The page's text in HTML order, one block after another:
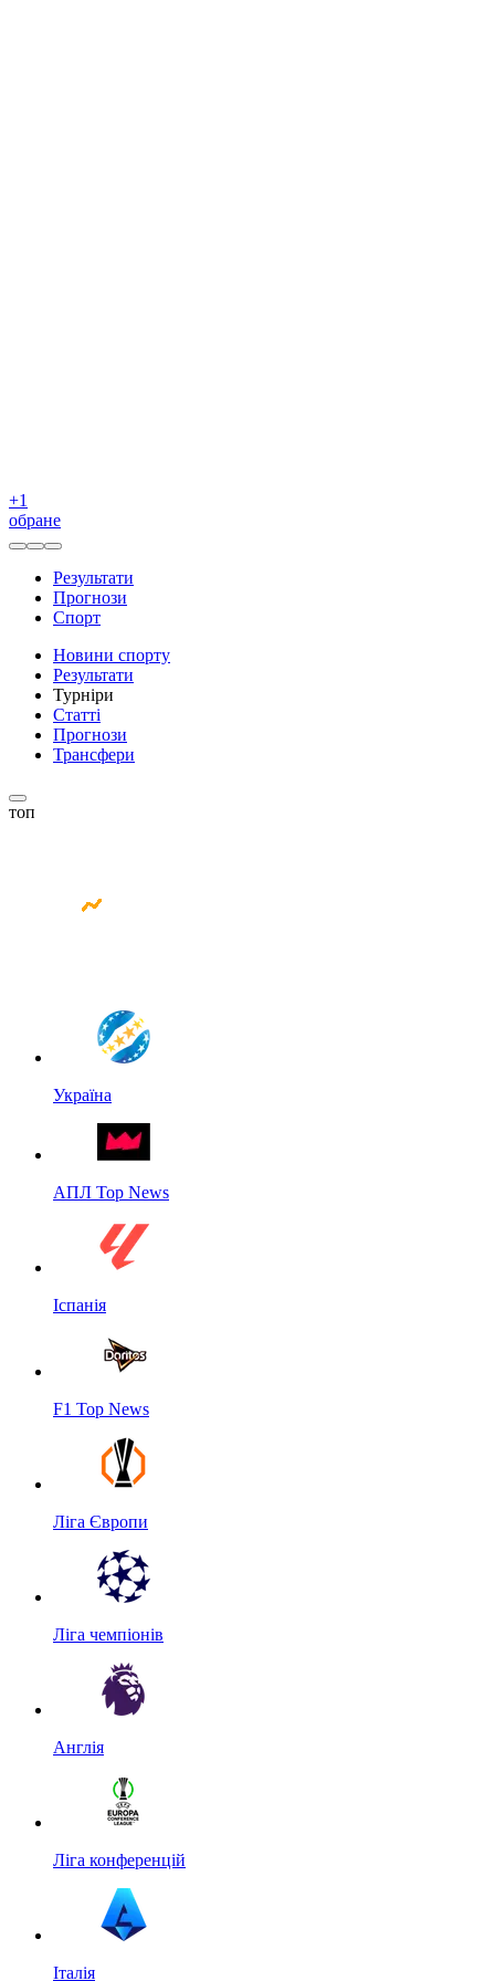
+1
обране
Результати
Прогнози
Спорт
Новини спорту
Результати
Турніри
Статті
Прогнози
Трансфери
топ
Україна
АПЛ Top News
Іспанія
F1 Top News
Ліга Європи
Ліга чемпіонів
Англія
Ліга конференцій
Італія